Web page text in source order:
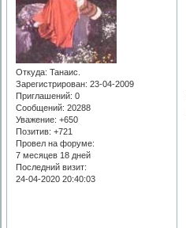
Откуда: Танаис.
Зарегистрирован: 23-04-2009
Приглашений: 0
Сообщений: 20288
Уважение: +650
Позитив: +721
Провел на форуме:
7 месяцев 18 дней
Последний визит:
24-04-2020 20:40:03